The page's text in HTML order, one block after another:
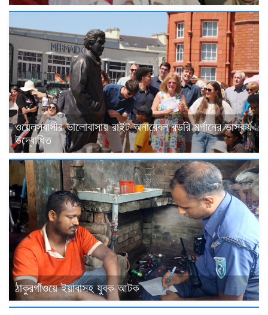
ওয়েলসবাসীর ভালোবাসায় রাইট অনারেবল রডরি মর্গানের ভাস্কর্য
উদ্বোধিত
ঠাকুরগাঁওয়ে ইয়াবাসহ যুবক আটক